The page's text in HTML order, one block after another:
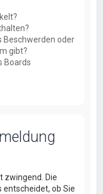
Beschwerden oder
gibt?
Boards
zwingend. Die
ob Sie